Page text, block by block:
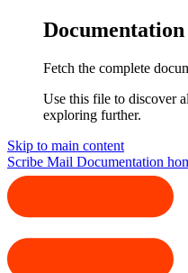
Fetch the complete
Use this file to discover
exploring further.
Skip to main content
Scribe Mail Documentation